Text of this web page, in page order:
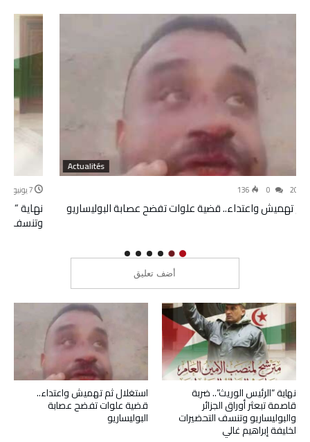
7 يونيو 2026
نهاية “الرئيس الوريث”.. ضربة قاصمة تبعثر أوراق الجزائر والبوليساريو
وتنسف التحضيرات لخليفة إبراهيم غالي
استغلال ثم تهميش واعتداء..
قضية علوات تفضح عصابة
البوليساريو
نهاية “الرئيس الوريث”.. ضربة
قاصمة تبعثر أوراق الجزائر
والبوليساريو وتنسف التحضيرات
لخليفة إبراهيم غالي